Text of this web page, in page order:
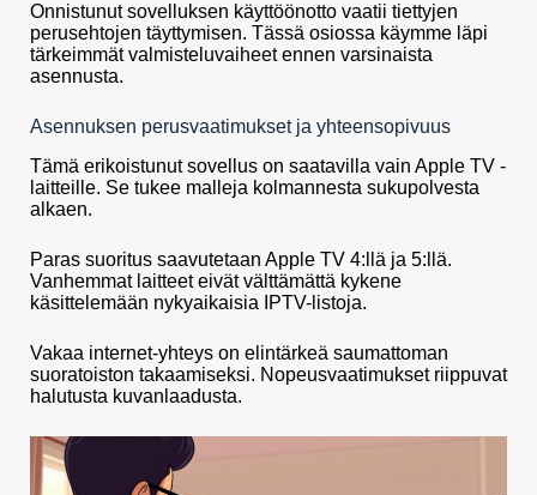
Onnistunut sovelluksen käyttöönotto vaatii tiettyjen
perusehtojen täyttymisen. Tässä osiossa käymme läpi
tärkeimmät valmisteluvaiheet ennen varsinaista
asennusta.
Asennuksen perusvaatimukset ja yhteensopivuus
Tämä erikoistunut sovellus on saatavilla vain Apple TV -
laitteille. Se tukee malleja kolmannesta sukupolvesta
alkaen.
Paras suoritus saavutetaan Apple TV 4:llä ja 5:llä.
Vanhemmat laitteet eivät välttämättä kykene
käsittelemään nykyaikaisia IPTV-listoja.
Vakaa internet-yhteys on elintärkeä saumattoman
suoratoiston takaamiseksi. Nopeusvaatimukset riippuvat
halutusta kuvanlaadusta.